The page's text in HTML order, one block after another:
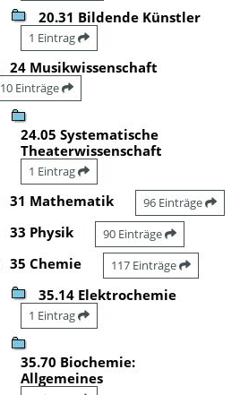
20.31 Bildende Künstler
1 Eintrag
24 Musikwissenschaft
10 Einträge
24.05 Systematische
Theaterwissenschaft
1 Eintrag
31 Mathematik 96 Einträge
33 Physik 90 Einträge
35 Chemie 117 Einträge
35.14 Elektrochemie
1 Eintrag
35.70 Biochemie:
Allgemeines